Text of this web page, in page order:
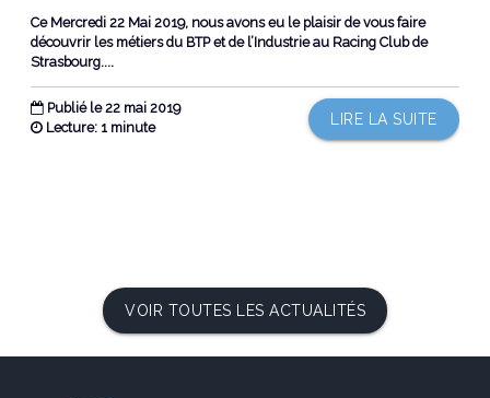
Ce Mercredi 22 Mai 2019, nous avons eu le plaisir de vous faire
découvrir les métiers du BTP et de l’Industrie au Racing Club de
Strasbourg....
Publié le 22 mai 2019
LIRE LA SUITE
Lecture: 1 minute
VOIR TOUTES LES ACTUALITÉS